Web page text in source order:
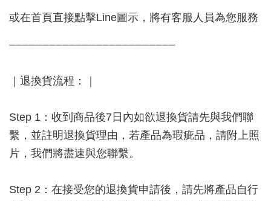
或在首頁直接點擊Line圖示，將有客服人員為您服務
⏤⏤⏤⏤⏤⏤⏤⏤⏤⏤⏤⏤⏤⏤⏤⏤⏤⏤⏤⏤⏤⏤⏤⏤⏤
｜退換貨流程：｜
Step 1：收到商品後7日內如欲退換貨請先與我們聯
繫，並註明退換貨理由，若產品為瑕疵品，請附上照
片，我們將盡速與您聯繫。
Step 2：在接受您的退換貨申請後，請先將產品自行